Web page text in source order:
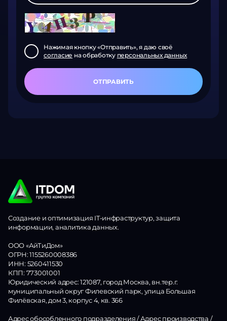
Нажимая кнопку «Отправить», я даю своё
согласие на обработку персональных данных
ОТПРАВИТЬ
Создание и оптимизация IT-инфраструктур, защита
информации, аналитика данных.
ООО «АйТиДом»
ОГРН: 1155260008386
ИНН: 5260411530
КПП: 773001001
Юридический адрес: 121087, город Москва, вн.тер.г.
муниципальный округ Филевский парк, улица Большая
Филёвская, дом 3, корпус 4, кв. 366
Адрес обособленного подразделения / Адрес производства /